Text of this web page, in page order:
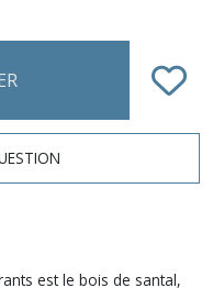
est le bois de santal,